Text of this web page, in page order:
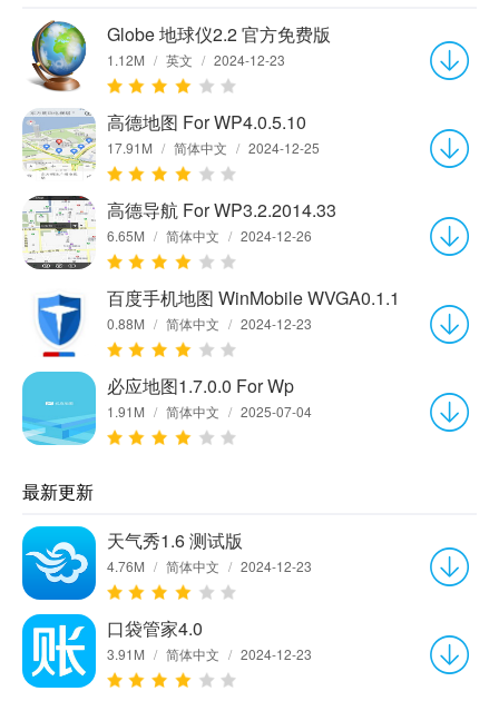
Globe 地球仪2.2 官方免费版
1.12M / 英文 / 2024-12-23
高德地图 For WP4.0.5.10
17.91M / 简体中文 / 2024-12-25
高德导航 For WP3.2.2014.33
6.65M / 简体中文 / 2024-12-26
百度手机地图 WinMobile WVGA0.1.1
0.88M / 简体中文 / 2024-12-23
必应地图1.7.0.0 For Wp
1.91M / 简体中文 / 2025-07-04
最新更新
天气秀1.6 测试版
4.76M / 简体中文 / 2024-12-23
口袋管家4.0
3.91M / 简体中文 / 2024-12-23